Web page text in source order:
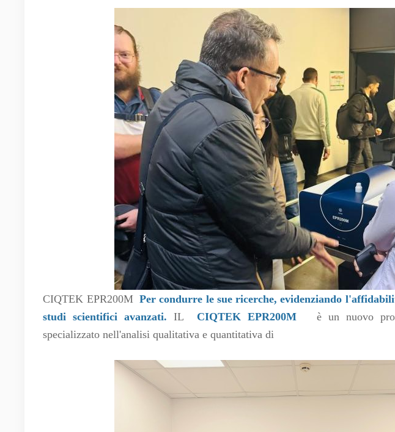
CIQTEK EPR200M Per condurre le sue ricerche, evidenziando
studi scientifici avanzati.IL CIQTEK EPR200M è un nuovo
specializzato nell'analisi qualitativa e quantitativa di